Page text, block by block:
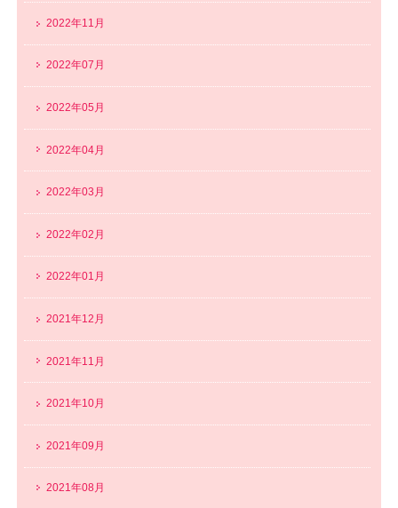
2022年11月
2022年07月
2022年05月
2022年04月
2022年03月
2022年02月
2022年01月
2021年12月
2021年11月
2021年10月
2021年09月
2021年08月